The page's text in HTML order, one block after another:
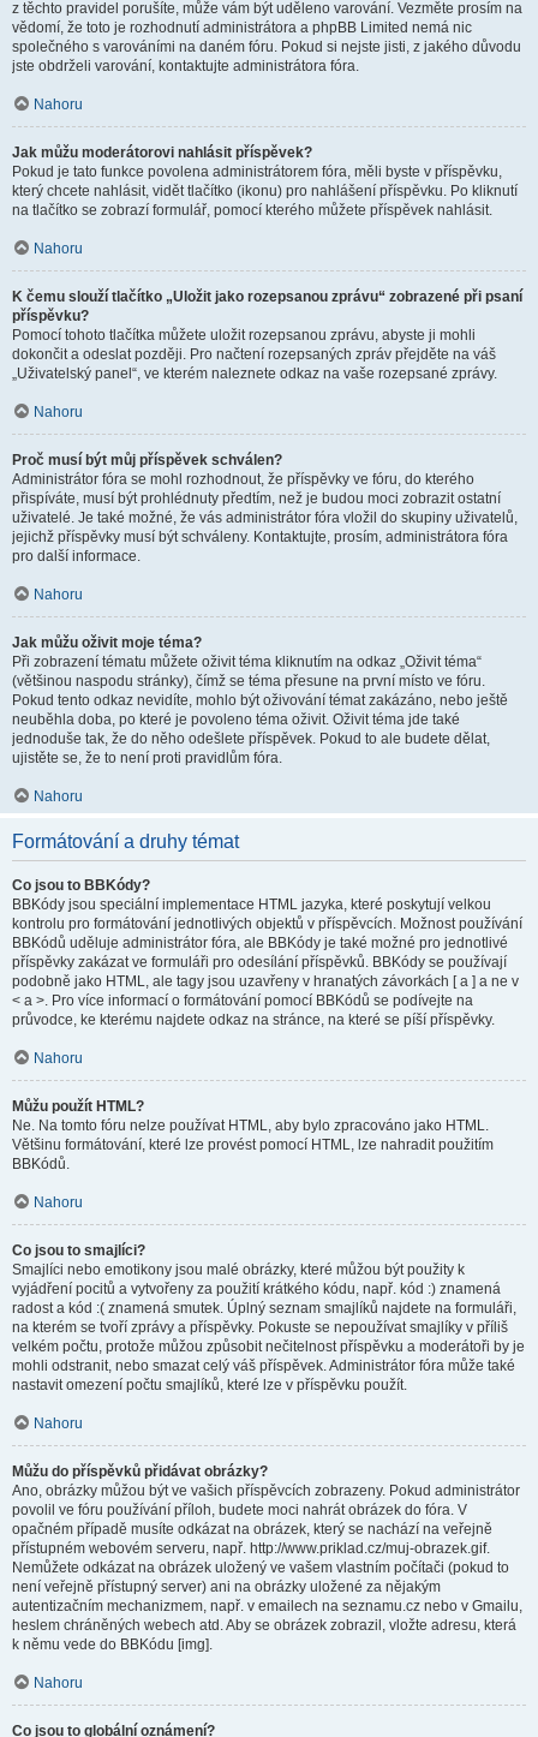
z těchto pravidel porušíte, může vám být uděleno varování. Vezměte prosím na
vědomí, že toto je rozhodnutí administrátora a phpBB Limited nemá nic
společného s varováními na daném fóru. Pokud si nejste jisti, z jakého důvodu
jste obdrželi varování, kontaktujte administrátora fóra.
Nahoru
Jak můžu moderátorovi nahlásit příspěvek?
Pokud je tato funkce povolena administrátorem fóra, měli byste v příspěvku,
který chcete nahlásit, vidět tlačítko (ikonu) pro nahlášení příspěvku. Po kliknutí
na tlačítko se zobrazí formulář, pomocí kterého můžete příspěvek nahlásit.
Nahoru
K čemu slouží tlačítko „Uložit jako rozepsanou zprávu“ zobrazené při psaní
příspěvku?
Pomocí tohoto tlačítka můžete uložit rozepsanou zprávu, abyste ji mohli
dokončit a odeslat později. Pro načtení rozepsaných zpráv přejděte na váš
„Uživatelský panel“, ve kterém naleznete odkaz na vaše rozepsané zprávy.
Nahoru
Proč musí být můj příspěvek schválen?
Administrátor fóra se mohl rozhodnout, že příspěvky ve fóru, do kterého
přispíváte, musí být prohlédnuty předtím, než je budou moci zobrazit ostatní
uživatelé. Je také možné, že vás administrátor fóra vložil do skupiny uživatelů,
jejichž příspěvky musí být schváleny. Kontaktujte, prosím, administrátora fóra
pro další informace.
Nahoru
Jak můžu oživit moje téma?
Při zobrazení tématu můžete oživit téma kliknutím na odkaz „Oživit téma“
(většinou naspodu stránky), čímž se téma přesune na první místo ve fóru.
Pokud tento odkaz nevidíte, mohlo být oživování témat zakázáno, nebo ještě
neuběhla doba, po které je povoleno téma oživit. Oživit téma jde také
jednoduše tak, že do něho odešlete příspěvek. Pokud to ale budete dělat,
ujistěte se, že to není proti pravidlům fóra.
Nahoru
Formátování a druhy témat
Co jsou to BBKódy?
BBKódy jsou speciální implementace HTML jazyka, které poskytují velkou
kontrolu pro formátování jednotlivých objektů v příspěvcích. Možnost používání
BBKódů uděluje administrátor fóra, ale BBKódy je také možné pro jednotlivé
příspěvky zakázat ve formuláři pro odesílání příspěvků. BBKódy se používají
podobně jako HTML, ale tagy jsou uzavřeny v hranatých závorkách [ a ] a ne v
< a >. Pro více informací o formátování pomocí BBKódů se podívejte na
průvodce, ke kterému najdete odkaz na stránce, na které se píší příspěvky.
Nahoru
Můžu použít HTML?
Ne. Na tomto fóru nelze používat HTML, aby bylo zpracováno jako HTML.
Většinu formátování, které lze provést pomocí HTML, lze nahradit použitím
BBKódů.
Nahoru
Co jsou to smajlíci?
Smajlíci nebo emotikony jsou malé obrázky, které můžou být použity k
vyjádření pocitů a vytvořeny za použití krátkého kódu, např. kód :) znamená
radost a kód :( znamená smutek. Úplný seznam smajlíků najdete na formuláři,
na kterém se tvoří zprávy a příspěvky. Pokuste se nepoužívat smajlíky v příliš
velkém počtu, protože můžou způsobit nečitelnost příspěvku a moderátoři by je
mohli odstranit, nebo smazat celý váš příspěvek. Administrátor fóra může také
nastavit omezení počtu smajlíků, které lze v příspěvku použít.
Nahoru
Můžu do příspěvků přidávat obrázky?
Ano, obrázky můžou být ve vašich příspěvcích zobrazeny. Pokud administrátor
povolil ve fóru používání příloh, budete moci nahrát obrázek do fóra. V
opačném případě musíte odkázat na obrázek, který se nachází na veřejně
přístupném webovém serveru, např. http://www.priklad.cz/muj-obrazek.gif.
Nemůžete odkázat na obrázek uložený ve vašem vlastním počítači (pokud to
není veřejně přístupný server) ani na obrázky uložené za nějakým
autentizačním mechanizmem, např. v emailech na seznamu.cz nebo v Gmailu,
heslem chráněných webech atd. Aby se obrázek zobrazil, vložte adresu, která
k němu vede do BBKódu [img].
Nahoru
Co jsou to globální oznámení?